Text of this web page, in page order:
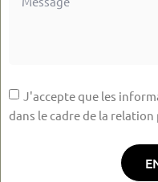
J'accepte que les
dans le cadre de la